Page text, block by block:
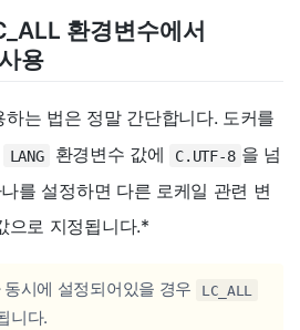
환경변수에서
용
하는 법은 정말 간단합니다. 도커를
LANG 환경변수 값에 C.UTF-8 을 넘
를 설정하면 다른 로케일 관련 변
으로 지정됩니다.*
동시에 설정되어있을 경우 LC_ALL
니다.